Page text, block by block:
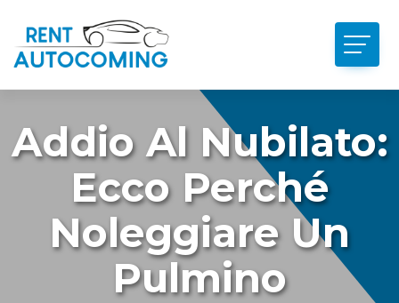
Addio Al Nubilato:
Ecco Perché
Noleggiare Un
Pulmino